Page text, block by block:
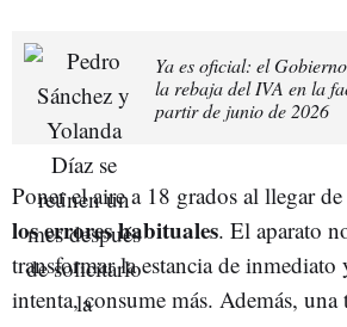
Ya es oficial: el
la rebaja del IVA en la
partir de junio de 2026
Poner el aire a 18 grados al llegar de
los errores habituales. El aparato
transformar la estancia de inmediato
intenta, consume más. Además, una